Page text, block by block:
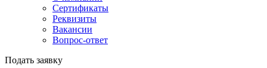
Сертификаты
Реквизиты
Вакансии
Вопрос-ответ
Подать заявку